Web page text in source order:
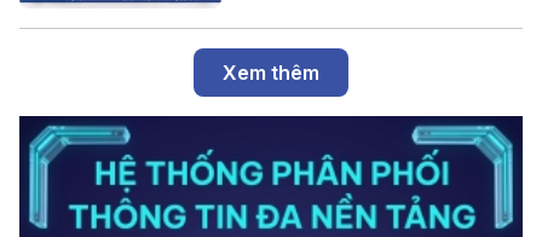
Xem thêm